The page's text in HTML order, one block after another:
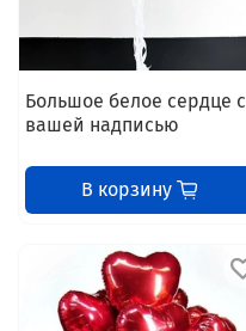
Большое белое сердце с
вашей надписью
В корзину